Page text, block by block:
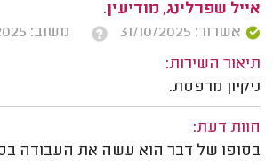
אייל שפרלינג, מודיעין.
אשרור: 31/10/2025
משוב: 01/10/2025
תיאור השירות:
ניקיון מרפסת.
חוות דעת:
בסופו של דבר הוא עשה את העבודה